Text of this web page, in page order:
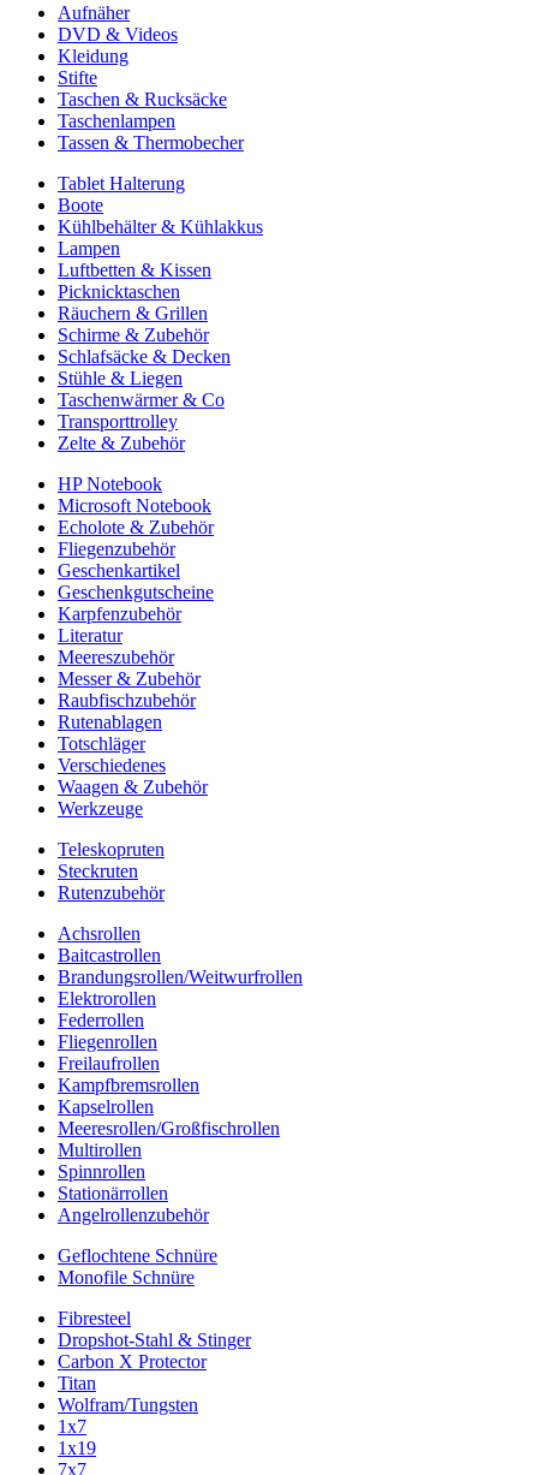
Aufnäher
DVD & Videos
Kleidung
Stifte
Taschen & Rucksäcke
Taschenlampen
Tassen & Thermobecher
Tablet Halterung
Boote
Kühlbehälter & Kühlakkus
Lampen
Luftbetten & Kissen
Picknicktaschen
Räuchern & Grillen
Schirme & Zubehör
Schlafsäcke & Decken
Stühle & Liegen
Taschenwärmer & Co
Transporttrolley
Zelte & Zubehör
HP Notebook
Microsoft Notebook
Echolote & Zubehör
Fliegenzubehör
Geschenkartikel
Geschenkgutscheine
Karpfenzubehör
Literatur
Meereszubehör
Messer & Zubehör
Raubfischzubehör
Rutenablagen
Totschläger
Verschiedenes
Waagen & Zubehör
Werkzeuge
Teleskopruten
Steckruten
Rutenzubehör
Achsrollen
Baitcastrollen
Brandungsrollen/Weitwurfrollen
Elektrorollen
Federrollen
Fliegenrollen
Freilaufrollen
Kampfbremsrollen
Kapselrollen
Meeresrollen/Großfischrollen
Multirollen
Spinnrollen
Stationärrollen
Angelrollenzubehör
Geflochtene Schnüre
Monofile Schnüre
Fibresteel
Dropshot-Stahl & Stinger
Carbon X Protector
Titan
Wolfram/Tungsten
1x7
1x19
7x7